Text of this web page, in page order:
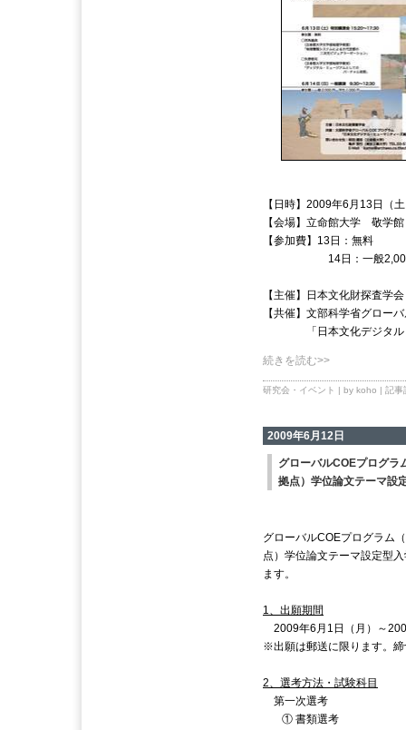
【日時】2009年6月13日（
【会場】立命館大学 敬学館
【参加費】13日：無料
14日：一般2,000円
【主催】日本文化財探査学会
【共催】文部科学省グロー
「日本文化デジタル・
続きを読む>>
研究会・イベント | by koho | 記事
2009年6月12日
グローバルCOEプログラ
拠点）学位論文テーマ設
グローバルCOEプログラム
点）学位論文テーマ設定型
ます。
1、出願期間
2009年6月1日（月）～
※出願は郵送に限ります。
2、選考方法・試験科目
第一次選考
① 書類選考